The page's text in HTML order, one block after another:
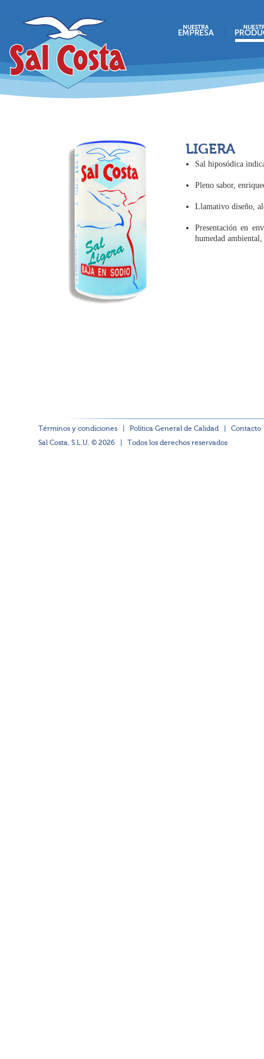
LIGERA
Sal hiposódica
Pleno sabor,
Llamativo diseño,
Presentación en
humedad
Términos y condiciones Política General de Calidad
Contacto
Sal Costa, S.L.U. © 2026
Todos los derechos reservados